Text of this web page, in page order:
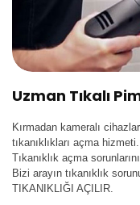
Uzman Tıkalı
Kırmadan kameralı
tıkanıklıkları açma
Tıkanıklık açma
Bizi arayın tıkanıklık
TIKANIKLIĞI AÇILIR.